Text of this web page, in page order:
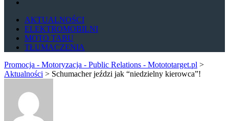
AKTUALNOŚCI
ELEKTROMOBILNI
MOTO TABU
TŁUMACZENIA
Promocja - Motoryzacja - Public Relations - Motototarget.pl >
Aktualności > Schumacher jeździ jak “niedzielny kierowca”!